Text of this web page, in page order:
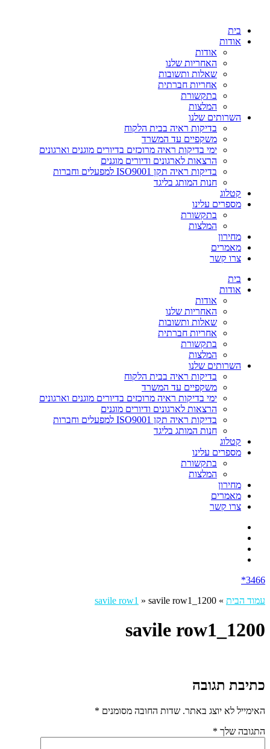
בית
אודות
אודות
האחריות שלנו
שאלות ותשובות
אחריות חברתית
בתקשורת
המלצות
השרותים שלנו
בדיקות ראיה בבית הלקוח
משקפיים עד המשרד
ימי בדיקות ראיה מרוכזים בדיורים מוגנים וארגונים
הרצאות לארגונים ודיורים מוגנים
בדיקות ראיה תקן ISO9001 למפעלים וחברות
חנות המותג בליגד
קטלוג
מספרים עלינו
בתקשורת
המלצות
מחירון
מאמרים
צרו קשר
בית
אודות
אודות
האחריות שלנו
שאלות ותשובות
אחריות חברתית
בתקשורת
המלצות
השרותים שלנו
בדיקות ראיה בבית הלקוח
משקפיים עד המשרד
ימי בדיקות ראיה מרוכזים בדיורים מוגנים וארגונים
הרצאות לארגונים ודיורים מוגנים
בדיקות ראיה תקן ISO9001 למפעלים וחברות
חנות המותג בליגד
קטלוג
מספרים עלינו
בתקשורת
המלצות
מחירון
מאמרים
צרו קשר
3466*
עמוד הבית »
savile row1 » savile row1_1200
savile row1_1200
כתיבת תגובה
האימייל לא יוצג באתר. שדות החובה מסומנים *
התגובה שלך *